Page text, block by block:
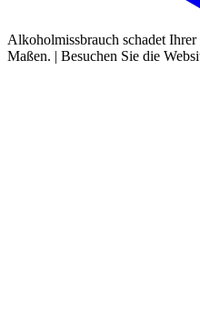
Alkoholmissbrauch schadet
Maßen. | Besuchen Sie die